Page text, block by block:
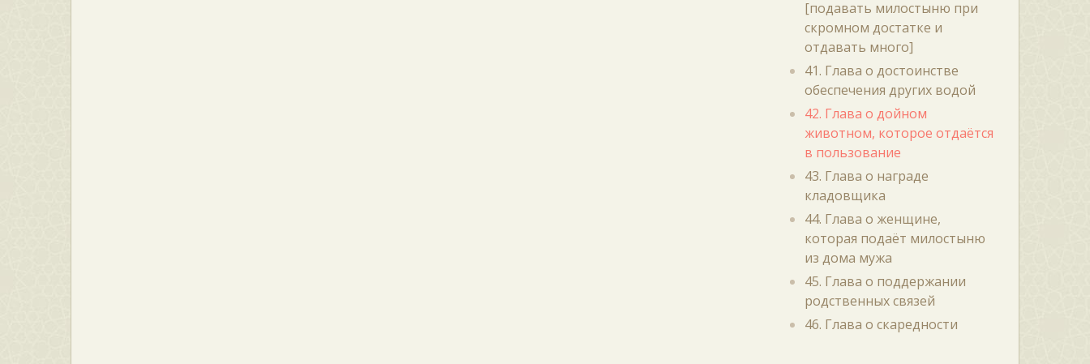
[подавать милостыню при
скромном достатке и
отдавать много]
41. Глава о достоинстве
обеспечения других водой
42. Глава о дойном
животном, которое отдаётся
в пользование
43. Глава о награде
кладовщика
44. Глава о женщине,
которая подаёт милостыню
из дома мужа
45. Глава о поддержании
родственных связей
46. Глава о скаредности